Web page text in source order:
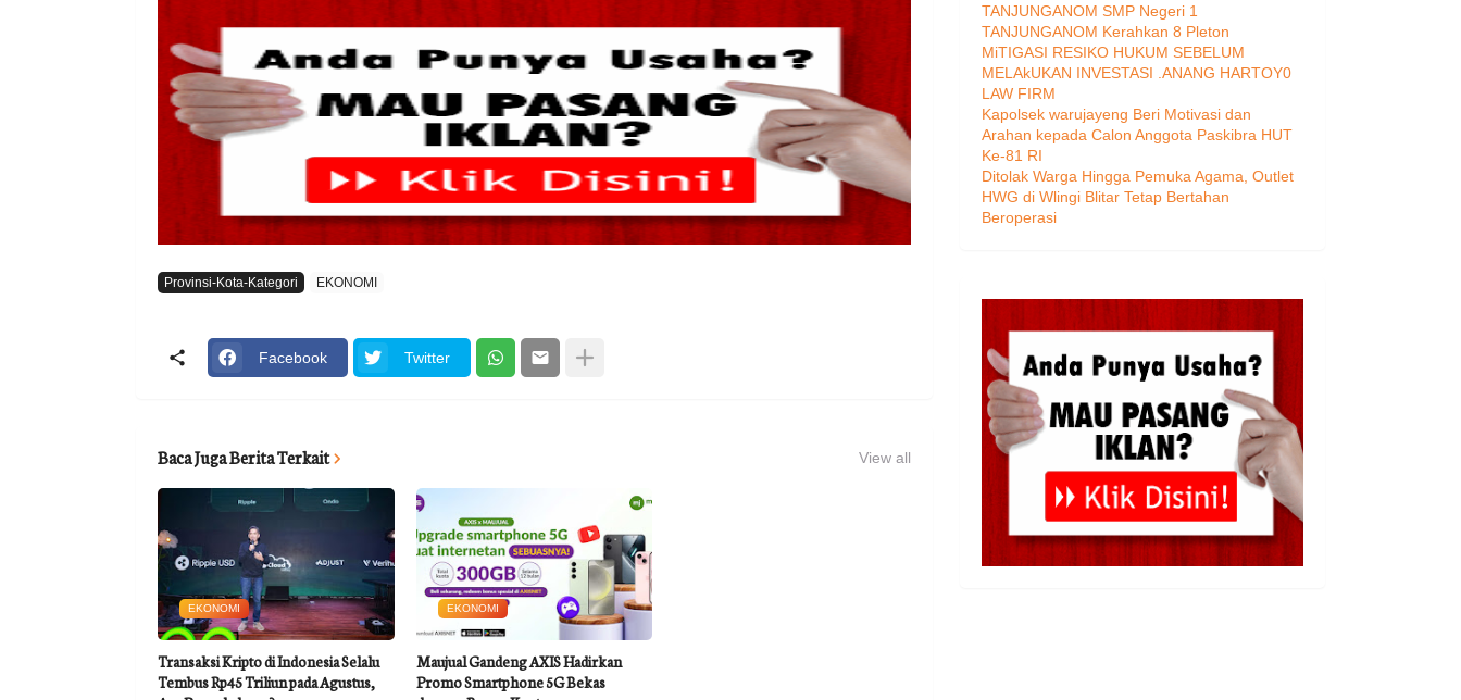
Provinsi-Kota-Kategori EKONOMI
Facebook Twitter
Baca Juga Berita Terkait View all
EKONOMI
Transaksi Kripto di Indonesia Selalu
Tembus Rp45 Triliun pada Agustus,
EKONOMI
Maujual Gandeng AXIS Hadirkan
Promo Smartphone 5G Bekas
TANJUNGANOM SMP Negeri 1
TANJUNGANOM Kerahkan 8 Pleton
MiTIGASI RESIKO HUKUM SEBELUM
MELAkUKAN INVESTASI .ANANG HARTOY0
LAW FIRM
Kapolsek warujayeng Beri Motivasi dan
Arahan kepada Calon Anggota Paskibra HUT
Ke-81 RI
Ditolak Warga Hingga Pemuka Agama, Outlet
HWG di Wlingi Blitar Tetap Bertahan
Beroperasi